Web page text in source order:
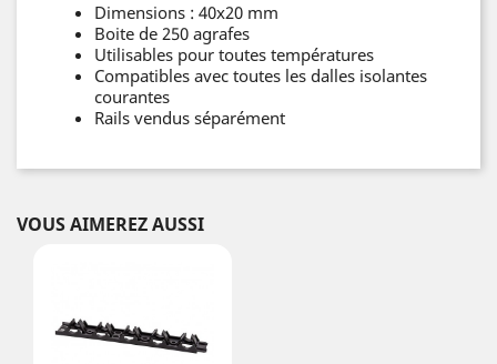
Dimensions : 40x20 mm
Boite de 250 agrafes
Utilisables pour toutes températures
Compatibles avec toutes les dalles isolantes
courantes
Rails vendus séparément
VOUS AIMEREZ AUSSI